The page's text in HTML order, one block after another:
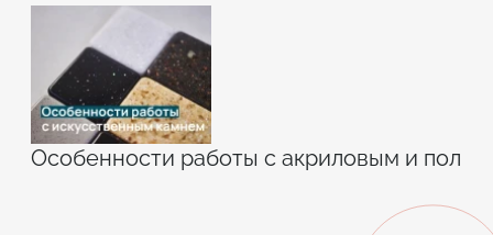
Особенности работы с акриловым и